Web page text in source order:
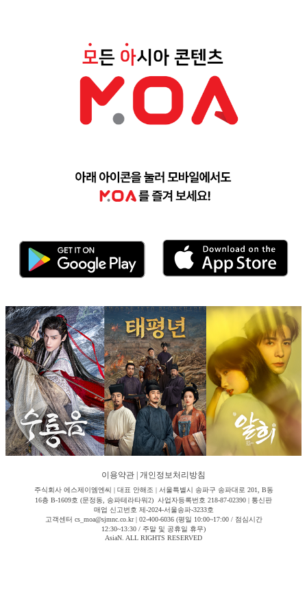
이용약관 개인정보처리방침
주식회사 에스제이엠엔씨 | 대표 안해조 | 서울특별시 송파구 송파대로 201, B동
16층 B-1609호 (문정동, 송파테라타워2) 사업자등록번호 218-87-02390 | 통신판
매업 신고번호 제-2024-서울송파-3233호
고객센터 cs_moa@sjmnc.co.kr | 02-400-6036 (평일 10:00~17:00 / 점심시간
12:30~13:30 / 주말 및 공휴일 휴무)
AsiaN. ALL RIGHTS RESERVED